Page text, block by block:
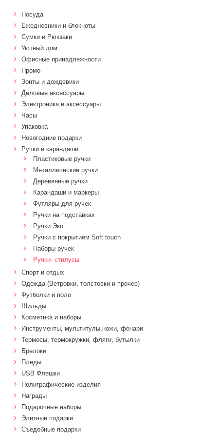
Посуда
Ежедневники и блокноты
Сумки и Рюкзаки
Уютный дом
Офисные принадлежности
Промо
Зонты и дождевики
Деловые аксессуары
Электроника и аксессуары
Часы
Упаковка
Новогодние подарки
Ручки и карандаши
Пластиковые ручки
Металлические ручки
Деревянные ручки
Карандаши и маркеры
Футляры для ручек
Ручки на подставках
Ручки Эко
Ручки с покрытием Soft touch
Наборы ручек
Ручки- стилусы
Спорт и отдых
Одежда (Ветровки, толстовки и прочее)
Футболки и поло
Шильды
Косметика и наборы
Инструменты, мультитулы,ножи, фонари
Термосы, термокружки, фляги, бутылки
Брелоки
Пледы
USB Флешки
Полиграфические изделия
Награды
Подарочные наборы
Элитные подарки
Cъедобные подарки